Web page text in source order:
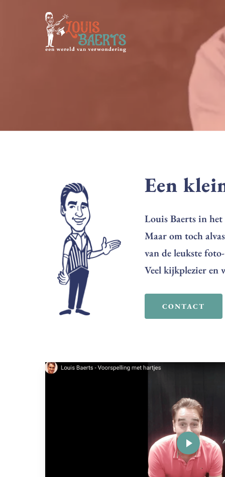
Een
Louis Baerts in
Maar om toch
van de leukste
Veel kijkplezier en
CONTACT
Play